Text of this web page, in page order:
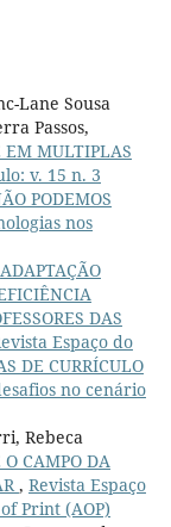
Lane Sousa
Passos,
EM MULTIPLAS
v. 15 n. 3
PODEMOS
nos
ADAPTAÇÃO
DAS
Espaço do
DE CURRÍCULO
no cenário
Rebeca
CAMPO DA
, Revista Espaço
Print (AOP)